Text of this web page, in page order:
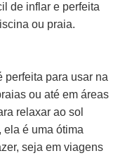
de inflar e perfeita
ou praia.
perfeita para usar na
ou até em áreas
relaxar ao sol
ela é uma ótima
seja em viagens